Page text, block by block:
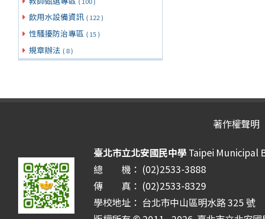
飲用水設備資訊 ( 122 )
性騷擾防治專區 ( 15 )
規章辦法 ( 8 )
著作權聲明
臺北市立北安國民中學Taipei Municipal
總 機： (02)2533-3888
傳 真： (02)2533-8329
學校地址： 台北市中山區明水路 325 號